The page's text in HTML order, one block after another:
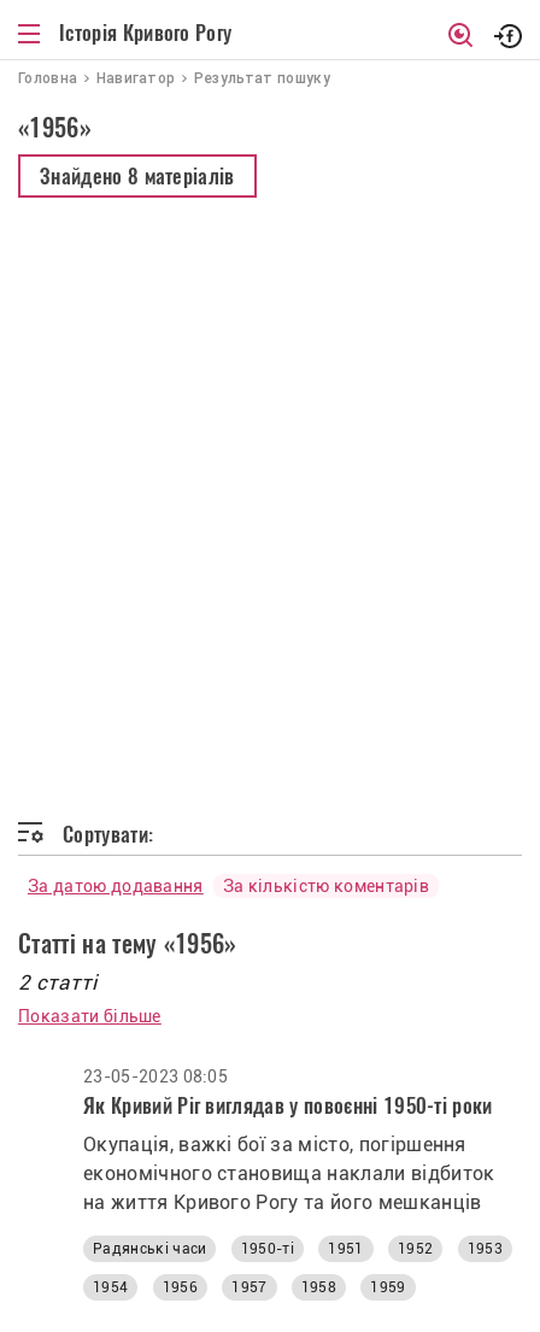
Історія Кривого Рогу
Головна Навигатор Результат пошуку
«1956»
Знайдено 8 матеріалів
Сортувати:
За датою додавання За кількістю коментарів
Статті на тему «1956»
2 статті
Показати більше
23-05-2023 08:05
Як Кривий Ріг виглядав у повоєнні 1950-ті роки
Окупація, важкі бої за місто, погіршення
економічного становища наклали відбиток
на життя Кривого Рогу та його мешканців
Радянські часи 1950-ті 1951 1952 1953
1954 1956 1957 1958 1959